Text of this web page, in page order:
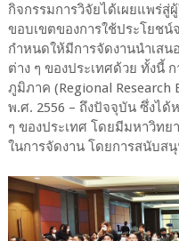
กิจกรรมการวิจัยได้เผยแพร่สู่
ขอบเขตของการใช้ประโยชน์
กำหนดให้มีการจัดงานนำเส
ต่าง ๆ ของประเทศด้วย ทั้งนี้
ภูมิภาค (Regional Research
พ.ศ. 2556 – ถึงปัจจุบัน ซึ่งได้
ๆ ของประเทศ โดยมีมหาวิท
ในการจัดงาน โดยการสนับส